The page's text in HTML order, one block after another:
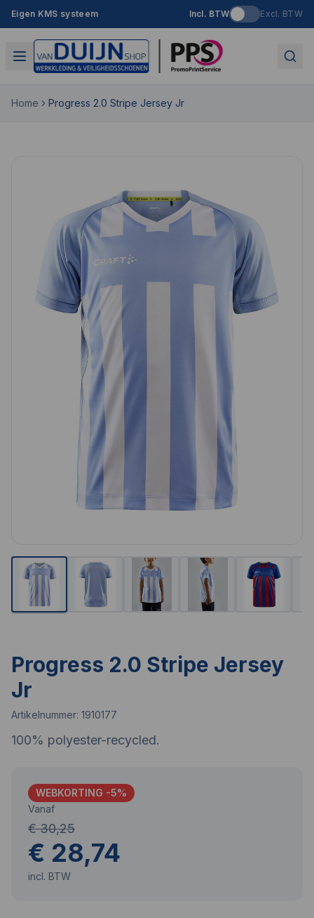
Eigen KMS systeem Incl. BTW Excl. BTW
Home Progress 2.0 Stripe Jersey Jr
Progress 2.0 Stripe Jersey
Jr
Artikelnummer: 1910177
100% polyester-recycled.
WEBKORTING -5%
Vanaf
€ 30,25
€ 28,74
incl. BTW